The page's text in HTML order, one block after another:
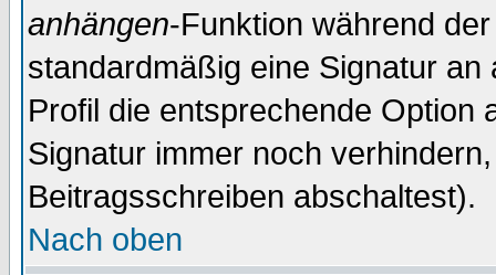
anhängen-Funktion während
standardmäßig eine Signatur
Profil die entsprechende Option
Signatur immer noch
Beitragsschreiben abschaltest).
Nach oben